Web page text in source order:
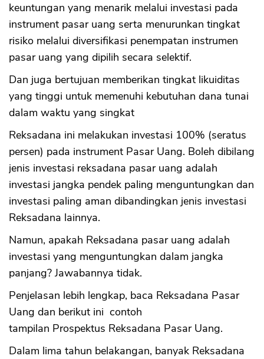
keuntungan yang menarik melalui investasi pada
instrument pasar uang serta menurunkan tingkat
risiko melalui diversifikasi penempatan instrumen
pasar uang yang dipilih secara selektif.
Dan juga bertujuan memberikan tingkat likuiditas
yang tinggi untuk memenuhi kebutuhan dana tunai
dalam waktu yang singkat
Reksadana ini melakukan investasi 100% (seratus
persen) pada instrument Pasar Uang. Boleh dibilang
jenis investasi reksadana pasar uang adalah
investasi jangka pendek paling menguntungkan dan
investasi paling aman dibandingkan jenis investasi
Reksadana lainnya.
Namun, apakah Reksadana pasar uang adalah
investasi yang menguntungkan dalam jangka
panjang? Jawabannya tidak.
Penjelasan lebih lengkap, baca Reksadana Pasar
Uang dan berikut ini contoh
tampilan Prospektus Reksadana Pasar Uang.
Dalam lima tahun belakangan, banyak Reksadana